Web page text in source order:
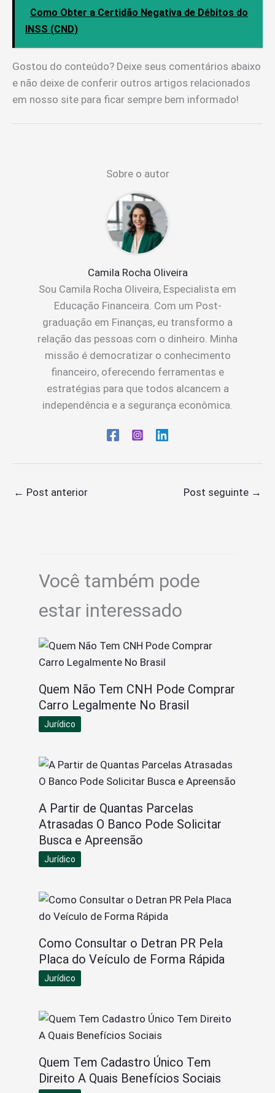
Como Obter a Certidão Negativa de Débitos do
INSS (CND)
Gostou do conteúdo? Deixe seus comentários abaixo
e não deixe de conferir outros artigos relacionados
em nosso site para ficar sempre bem informado!
Sobre o autor
Camila Rocha Oliveira
Sou Camila Rocha Oliveira, Especialista em
Educação Financeira. Com um Post-
graduação em Finanças, eu transformo a
relação das pessoas com o dinheiro. Minha
missão é democratizar o conhecimento
financeiro, oferecendo ferramentas e
estratégias para que todos alcancem a
independência e a segurança econômica.
← Post anterior Post seguinte →
Você também pode
estar interessado
Quem Não Tem CNH Pode Comprar
Carro Legalmente No Brasil
Jurídico
A Partir de Quantas Parcelas
Atrasadas O Banco Pode Solicitar
Busca e Apreensão
Jurídico
Como Consultar o Detran PR Pela
Placa do Veículo de Forma Rápida
Jurídico
Quem Tem Cadastro Único Tem
Direito A Quais Benefícios Sociais